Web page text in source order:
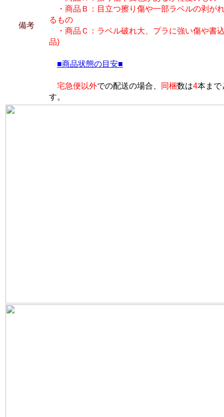
備考
・商品Ｂ：目立つ擦り傷や一部ラベルの剥が
るもの
・商品Ｃ：ラベル破れ大、プラに強い傷や書
品)
■商品状態の目安■
宅急便以外での配送の場合、 同梱数は4本まで
す。